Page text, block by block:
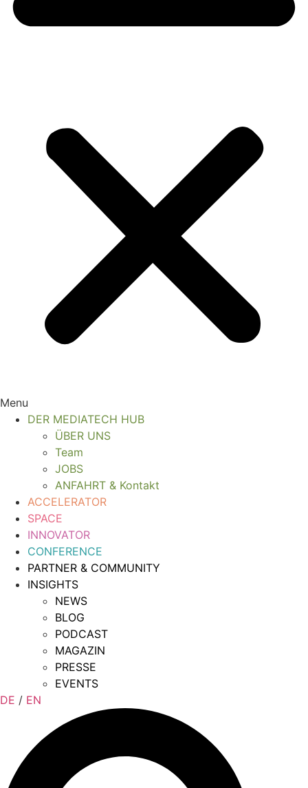
Menu
DER MEDIATECH HUB
ÜBER UNS
Team
JOBS
ANFAHRT & Kontakt
ACCELERATOR
SPACE
INNOVATOR
CONFERENCE
PARTNER & COMMUNITY
INSIGHTS
NEWS
BLOG
PODCAST
MAGAZIN
PRESSE
EVENTS
DE / EN